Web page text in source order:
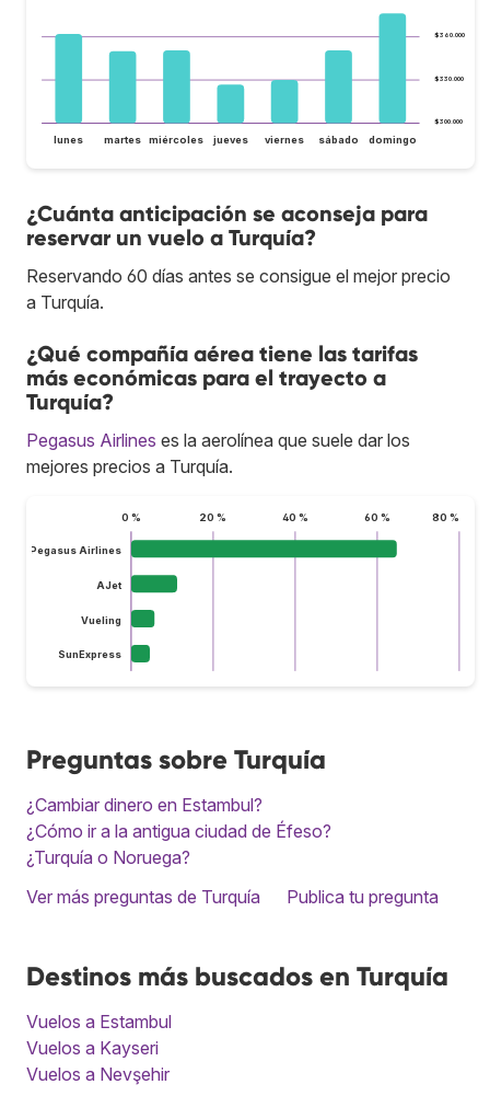
$300.000
$330.000
$360.000
lunes martes miércoles jueves viernes sábado domingo
¿Cuánta anticipación se aconseja para
reservar un vuelo a Turquía?
Reservando 60 días antes se consigue el mejor precio
a Turquía.
¿Qué compañía aérea tiene las tarifas
más económicas para el trayecto a
Turquía?
Pegasus Airlines es la aerolínea que suele dar los
mejores precios a Turquía.
0 % 20 % 40 % 60 % 80 %
Pegasus Airlines
AJet
Vueling
SunExpress
Preguntas sobre Turquía
¿Cambiar dinero en Estambul?
¿Cómo ir a la antigua ciudad de Éfeso?
¿Turquía o Noruega?
Ver más preguntas de Turquía
Publica tu pregunta
Destinos más buscados en Turquía
Vuelos a Estambul
Vuelos a Kayseri
Vuelos a Nevşehir